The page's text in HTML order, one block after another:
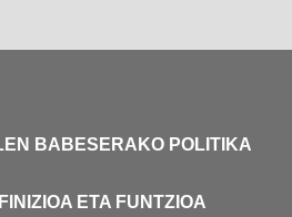
BABESERAKO POLITIKA
ETA FUNTZIOA